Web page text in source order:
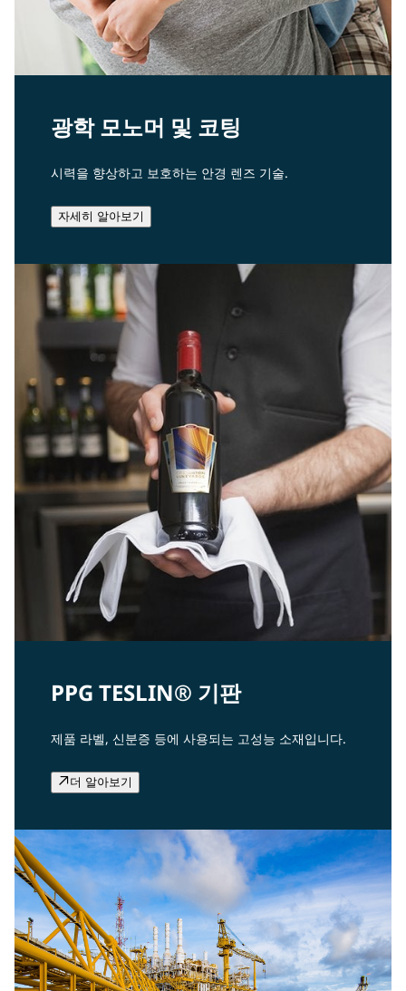
광학 모노머 및 코팅
시력을 향상하고 보호하는 안경 렌즈 기술.
자세히 알아보기
PPG TESLIN® 기판
제품 라벨, 신분증 등에 사용되는 고성능 소재입니다.
더 알아보기